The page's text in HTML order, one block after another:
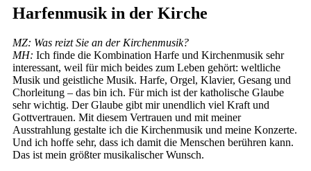
Harfenmusik in der Kirche
MZ: Was reizt Sie an der Kirchenmusik?
MH: Ich finde die Kombination Harfe und Kirchenmusik sehr
interessant, weil für mich beides zum Leben gehört: weltliche
Musik und geistliche Musik. Harfe, Orgel, Klavier, Gesang und
Chorleitung – das bin ich. Für mich ist der katholische Glaube
sehr wichtig. Der Glaube gibt mir unendlich viel Kraft und
Gottvertrauen. Mit diesem Vertrauen und mit meiner
Ausstrahlung gestalte ich die Kirchenmusik und meine Konzerte.
Und ich hoffe sehr, dass ich damit die Menschen berühren kann.
Das ist mein größter musikalischer Wunsch.